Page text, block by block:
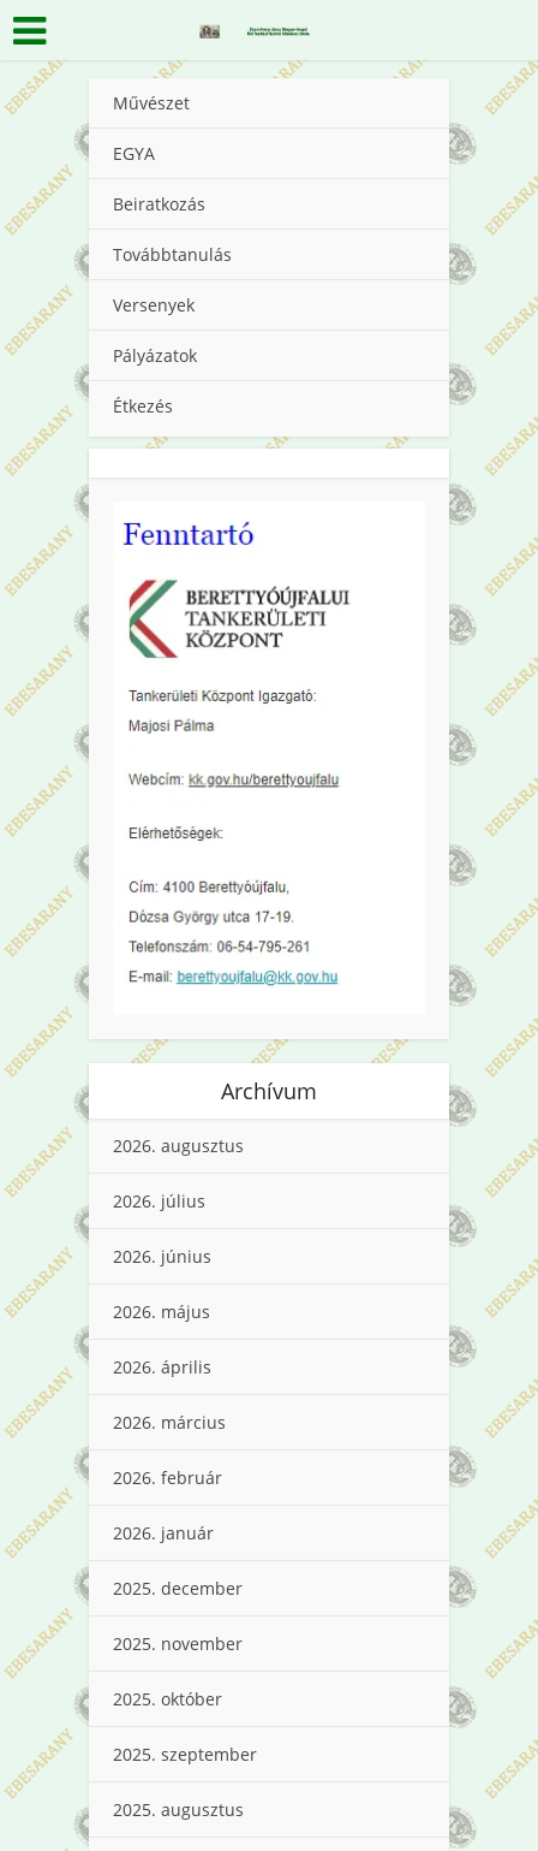
Művészet
EGYA
Beiratkozás
Továbbtanulás
Versenyek
Pályázatok
Étkezés
Archívum
2026. augusztus
2026. július
2026. június
2026. május
2026. április
2026. március
2026. február
2026. január
2025. december
2025. november
2025. október
2025. szeptember
2025. augusztus